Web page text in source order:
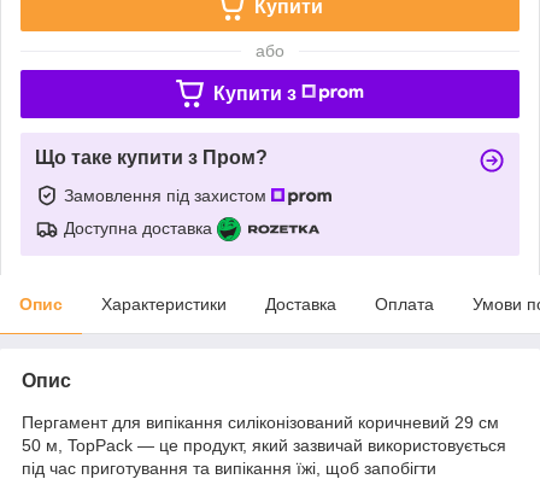
Купити
або
Купити з
Що таке купити з Пром?
Замовлення під захистом
Доступна доставка
Опис Характеристики Доставка Оплата Умови
Опис
Пергамент для випікання силіконізований коричневий 29 см
50 м, TopPack — це продукт, який зазвичай використовується
під час приготування та випікання їжі, щоб запобігти